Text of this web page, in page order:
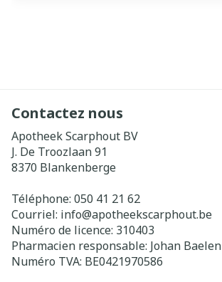
Contactez nous
Apotheek Scarphout BV
J. De Troozlaan 91
8370 Blankenberge
Téléphone: 050 41 21 62
Courriel: info@apotheekscarphout.be
Numéro de licence: 310403
Pharmacien responsable: Johan Baelen
Numéro TVA: BE0421970586